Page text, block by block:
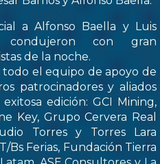
a Alfonso Baella y Luis
condujeron con gran
de la noche.
el equipo de apoyo de
patrocinadores y aliados
edición: GCI Mining,
Key, Grupo Cervera Real
Torres y Torres Lara
Bs Ferias, Fundación Tierra